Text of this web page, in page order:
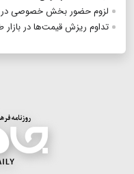
لزوم حضور بخش خصوصی در
تداوم ریزش قیمت‌ها در بازار